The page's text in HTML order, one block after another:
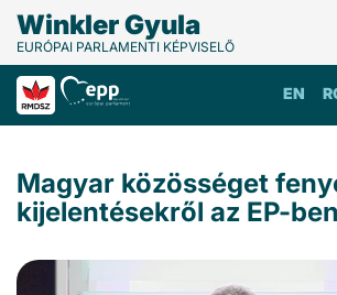
Winkler Gyula
EURÓPAI PARLAMENTI KÉPVISELŐ
EN
Magyar közösséget
kijelentésekről az EP-ben